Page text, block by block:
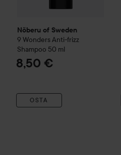
Nõberu of Sweden
9 Wonders Anti-frizz
Shampoo 50 ml
8,50 €
OSTA